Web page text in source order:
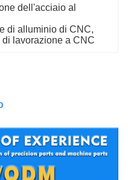
dell'acciaio al
di alluminio di CNC,
di lavorazione a CNC